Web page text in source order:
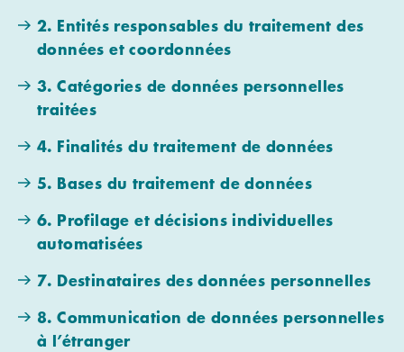
2. Entités responsables du traitement des
données et coordonnées
3. Catégories de données personnelles
traitées
4. Finalités du traitement de données
5. Bases du traitement de données
6. Profilage et décisions individuelles
automatisées
7. Destinataires des données personnelles
8. Communication de données personnelles
à l’étranger